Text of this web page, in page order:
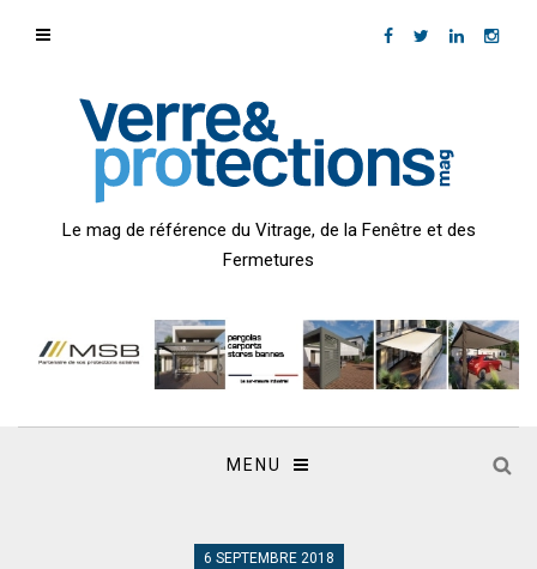
Le mag de référence du Vitrage, de la Fenêtre et des
Fermetures
MENU
6 SEPTEMBRE 2018